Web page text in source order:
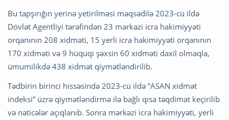
Bu tapşırığın yerinə yetirilməsi məqsədilə 2023-cü ildə
Dövlət Agentliyi tərəfindən 23 mərkəzi icra hakimiyyəti
orqanının 208 xidməti, 15 yerli icra hakimiyyəti orqanının
170 xidməti və 9 hüquqi şəxsin 60 xidməti daxil olmaqla,
ümumilikdə 438 xidmət qiymətləndirilib.
Tədbirin birinci hissəsində 2023-cü ildə “ASAN xidmət
indeksi” üzrə qiymətləndirmə ilə bağlı qısa təqdimat keçirilib
və nəticələr açıqlanıb. Sonra mərkəzi icra hakimiyyəti, yerli